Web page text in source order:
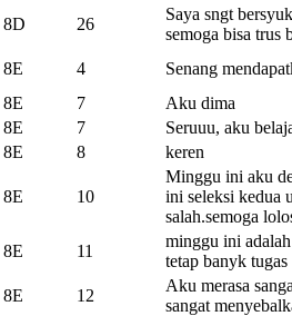
8D 26
Saya sngt
semoga bisa trus
8E 4
Senang
8E 7
Aku dima
8E 7
Seruuu, aku
8E 8 keren
8E 10
Minggu ini aku
ini seleksi kedua
salah.semoga
8E 11
minggu ini
tetap banyk tugas
8E 12
Aku merasa
sangat